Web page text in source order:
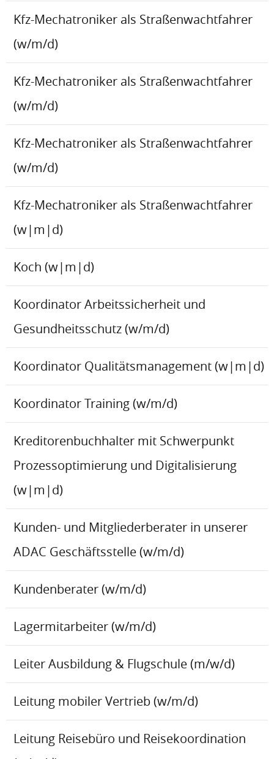
Kfz-Mechatroniker als Straßenwachtfahrer
(w/m/d)
Kfz-Mechatroniker als Straßenwachtfahrer
(w/m/d)
Kfz-Mechatroniker als Straßenwachtfahrer
(w/m/d)
Kfz-Mechatroniker als Straßenwachtfahrer
(w|m|d)
Koch (w|m|d)
Koordinator Arbeitssicherheit und
Gesundheitsschutz (w/m/d)
Koordinator Qualitätsmanagement (w|m|d)
Koordinator Training (w/m/d)
Kreditorenbuchhalter mit Schwerpunkt
Prozessoptimierung und Digitalisierung
(w|m|d)
Kunden- und Mitgliederberater in unserer
ADAC Geschäftsstelle (w/m/d)
Kundenberater (w/m/d)
Lagermitarbeiter (w/m/d)
Leiter Ausbildung & Flugschule (m/w/d)
Leitung mobiler Vertrieb (w/m/d)
Leitung Reisebüro und Reisekoordination